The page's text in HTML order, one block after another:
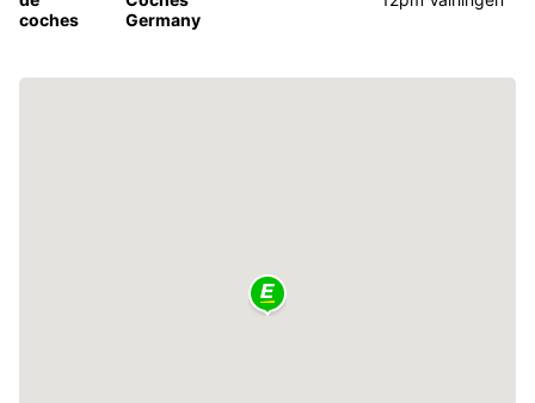
coches
Germany